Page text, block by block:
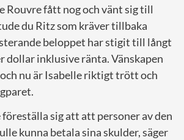
Rouvre fått nog och vänt sig till
du Ritz som kräver tillbaka
beloppet har stigit till långt
dollar inklusive ränta. Vänskapen
nu är Isabelle riktigt trött och
sig att att personer av den
kunna betala sina skulder, säger